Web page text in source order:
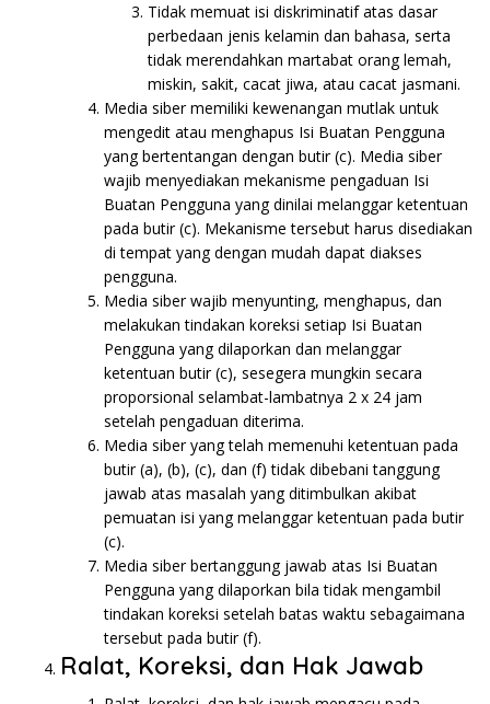
Tidak memuat isi diskriminatif atas dasar
perbedaan jenis kelamin dan bahasa, serta
tidak merendahkan martabat orang lemah,
miskin, sakit, cacat jiwa, atau cacat jasmani.
Media siber memiliki kewenangan mutlak untuk
mengedit atau menghapus Isi Buatan Pengguna
yang bertentangan dengan butir (c). Media siber
wajib menyediakan mekanisme pengaduan Isi
Buatan Pengguna yang dinilai melanggar ketentuan
pada butir (c). Mekanisme tersebut harus disediakan
di tempat yang dengan mudah dapat diakses
pengguna.
Media siber wajib menyunting, menghapus, dan
melakukan tindakan koreksi setiap Isi Buatan
Pengguna yang dilaporkan dan melanggar
ketentuan butir (c), sesegera mungkin secara
proporsional selambat-lambatnya 2 x 24 jam
setelah pengaduan diterima.
Media siber yang telah memenuhi ketentuan pada
butir (a), (b), (c), dan (f) tidak dibebani tanggung
jawab atas masalah yang ditimbulkan akibat
pemuatan isi yang melanggar ketentuan pada butir
(c).
Media siber bertanggung jawab atas Isi Buatan
Pengguna yang dilaporkan bila tidak mengambil
tindakan koreksi setelah batas waktu sebagaimana
tersebut pada butir (f).
Ralat, Koreksi, dan Hak Jawab